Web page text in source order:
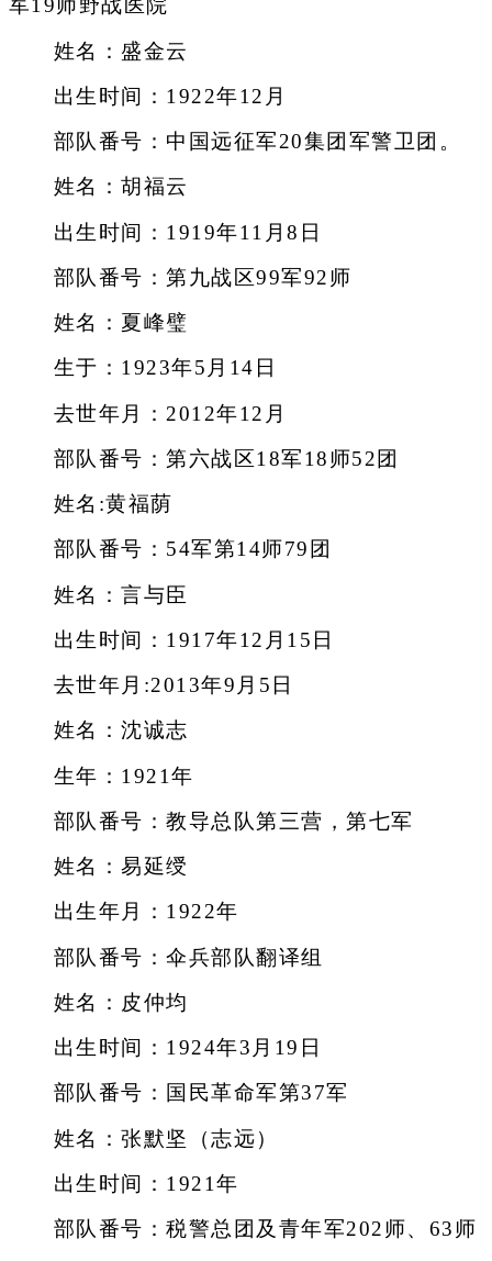
军19师野战医院
姓名：盛金云
出生时间：1922年12月
部队番号：中国远征军20集团军警卫团。
姓名：胡福云
出生时间：1919年11月8日
部队番号：第九战区99军92师
姓名：夏峰璧
生于：1923年5月14日
去世年月：2012年12月
部队番号：第六战区18军18师52团
姓名:黄福荫
部队番号：54军第14师79团
姓名：言与臣
出生时间：1917年12月15日
去世年月:2013年9月5日
姓名：沈诚志
生年：1921年
部队番号：教导总队第三营，第七军
姓名：易延绶
出生年月：1922年
部队番号：伞兵部队翻译组
姓名：皮仲均
出生时间：1924年3月19日
部队番号：国民革命军第37军
姓名：张默坚（志远）
出生时间：1921年
部队番号：税警总团及青年军202师、63师